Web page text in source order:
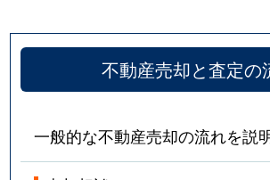
不動産売却と査定の
一般的な不動産売却の流れを説